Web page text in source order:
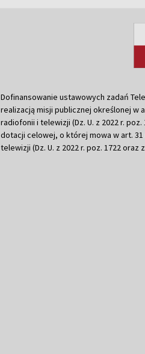
Dofinansowanie ustawowych zadań
realizacją misji publicznej określonej w
radiofonii i telewizji (Dz. U. z 2022 r.
dotacji celowej, o której mowa w art. 31
telewizji (Dz. U. z 2022 r. poz. 1722 oraz